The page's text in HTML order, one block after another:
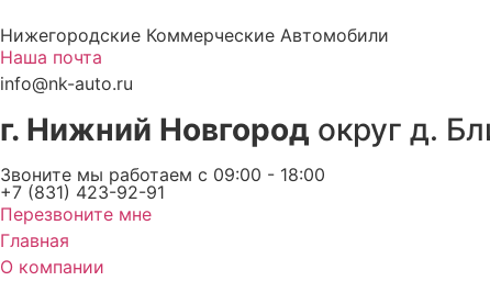
к
содержимому
Нижегородские Коммерческие Автомобили
Наша почта
info@nk-auto.ru
г. Нижний Новгород округ д.
Звоните мы работаем c 09:00 - 18:00
+7 (831) 423-92-91
Перезвоните мне
Главная
О компании